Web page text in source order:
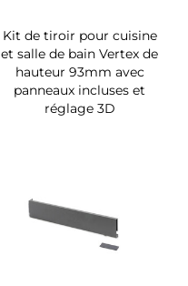
Kit de tiroir pour cuisine
et salle de bain Vertex de
hauteur 93mm avec
panneaux incluses et
réglage 3D